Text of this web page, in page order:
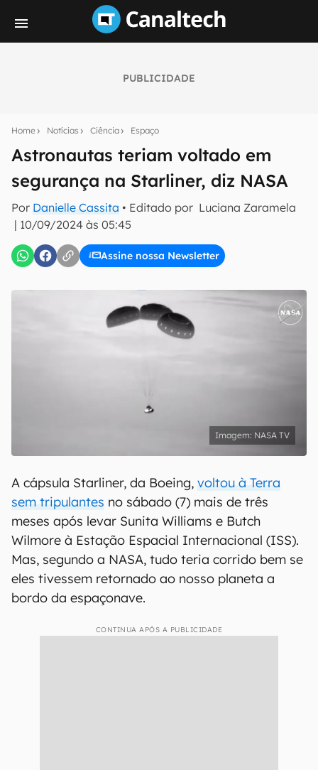
PUBLICIDADE
Home Notícias Ciência Espaço
Astronautas teriam voltado em
segurança na Starliner, diz NASA
Por Danielle Cassita • Editado por Luciana Zaramela
| 10/09/2024 às 05:45
Assine nossa Newsletter
notícias e reviews sobre tecnologia em primeira
mão.
E-mail
Uso e Política de Privacidade do Canaltech.
NASA TV
A cápsula Starliner, da Boeing, voltou à Terra
sem tripulantes no sábado (7) mais de três
meses após levar Sunita Williams e Butch
Wilmore à Estação Espacial Internacional (ISS).
Mas, segundo a NASA, tudo teria corrido bem se
eles tivessem retornado ao nosso planeta a
bordo da espaçonave.
CONTINUA APÓS A PUBLICIDADE